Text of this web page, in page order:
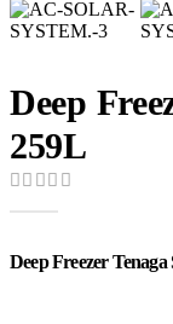
Deep
259L
0out of 5
Deep Freezer Tenaga